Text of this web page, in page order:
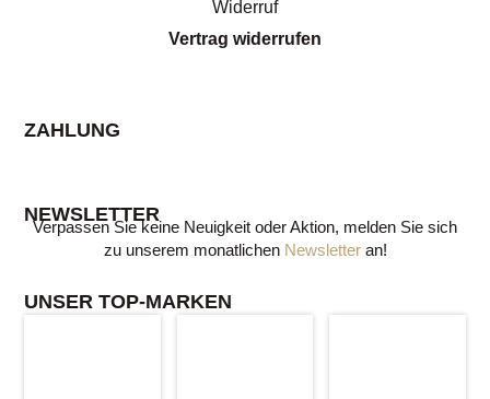
Widerruf
Vertrag widerrufen
ZAHLUNG
NEWSLETTER
Verpassen Sie keine Neuigkeit oder Aktion, melden Sie sich
zu unserem monatlichen Newsletteran!
UNSER TOP-MARKEN